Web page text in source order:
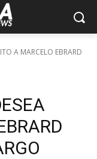
A MARCELO EBRARD